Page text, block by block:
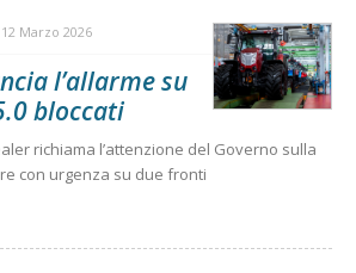
12 Marzo 2026
l’allarme su
bloccati
richiama l’attenzione del Governo sulla
con urgenza su due fronti